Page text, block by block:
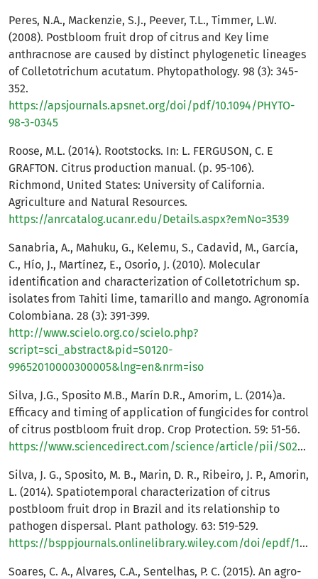
Peres, N.A., Mackenzie, S.J., Peever, T.L., Timmer, L.W.
(2008). Postbloom fruit drop of citrus and Key lime
anthracnose are caused by distinct phylogenetic lineages
of Colletotrichum acutatum. Phytopathology. 98 (3): 345-
352.
https://apsjournals.apsnet.org/doi/pdf/10.1094/PHYTO-
98-3-0345
Roose, M.L. (2014). Rootstocks. In: L. FERGUSON, C. E
GRAFTON. Citrus production manual. (p. 95-106).
Richmond, United States: University of California.
Agriculture and Natural Resources.
https://anrcatalog.ucanr.edu/Details.aspx?emNo=3539
Sanabria, A., Mahuku, G., Kelemu, S., Cadavid, M., García,
C., Hío, J., Martínez, E., Osorio, J. (2010). Molecular
identification and characterization of Colletotrichum sp.
isolates from Tahiti lime, tamarillo and mango. Agronomía
Colombiana. 28 (3): 391-399.
http://www.scielo.org.co/scielo.php?
script=sci_abstract&pid=S0120-
99652010000300005&lng=en&nrm=iso
Silva, J.G., Sposito M.B., Marín D.R., Amorim, L. (2014)a.
Efficacy and timing of application of fungicides for control
of citrus postbloom fruit drop. Crop Protection. 59: 51-56.
https://www.sciencedirect.com/science/article/pii/S0261219414000544
Silva, J. G., Sposito, M. B., Marin, D. R., Ribeiro, J. P., Amorin,
L. (2014). Spatiotemporal characterization of citrus
postbloom fruit drop in Brazil and its relationship to
pathogen dispersal. Plant pathology. 63: 519-529.
https://bsppjournals.onlinelibrary.wiley.com/doi/epdf/10.1111/ppa.12138
Soares, C. A., Alvares, C.A., Sentelhas, P. C. (2015). An agro-